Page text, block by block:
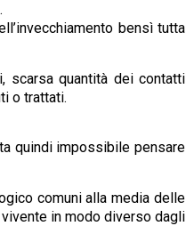
bensì tutta
scarsa quantità dei contatti
o trattati.
quindi impossibile pensare
comuni alla media delle
in modo diverso dagli